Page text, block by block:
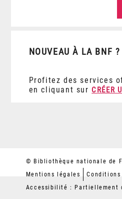
NOUVEAU À LA BNF ?
Profitez des services
en cliquant sur CRÉER
© Bibliothèque nationale de
Mentions légales
Accessibilité : Partiellement